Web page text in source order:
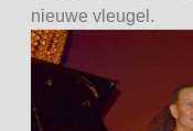
nieuwe vleugel.